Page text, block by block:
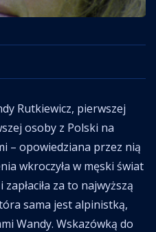
osoby z Polski na
– opowiedziana przez nią
wkroczyła w męski świat
za to najwyższą
sama jest alpinistką,
Wandy. Wskazówką do